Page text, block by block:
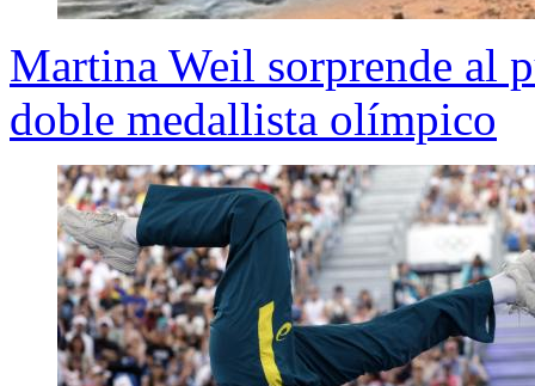
Martina Weil sorprende al
doble medallista olímpico